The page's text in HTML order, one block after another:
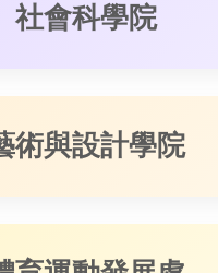
社會科學院
術與設計學院